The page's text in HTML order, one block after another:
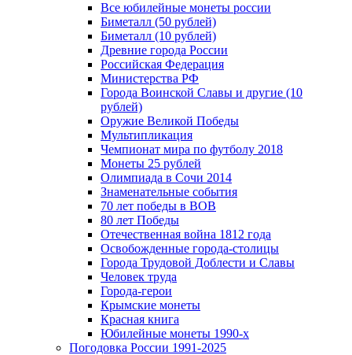
Все юбилейные монеты россии
Биметалл (50 рублей)
Биметалл (10 рублей)
Древние города России
Российская Федерация
Министерства РФ
Города Воинской Славы и другие (10
рублей)
Оружие Великой Победы
Мультипликация
Чемпионат мира по футболу 2018
Монеты 25 рублей
Олимпиада в Сочи 2014
Знаменательные события
70 лет победы в ВОВ
80 лет Победы
Отечественная война 1812 года
Освобожденные города-столицы
Города Трудовой Доблести и Славы
Человек труда
Города-герои
Крымские монеты
Красная книга
Юбилейные монеты 1990-х
Погодовка России 1991-2025